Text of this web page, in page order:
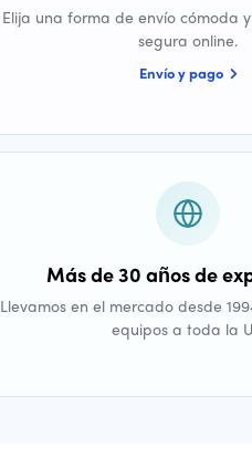
Elija una forma de envío cómoda
segura online.
Envío y pago
Más de 30 años de
Llevamos en el mercado desde
equipos a toda la